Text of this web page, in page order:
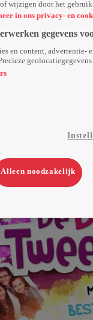
wijzigen door het
in ons privacy- en
gegevens
en content, advertentie-
Alleen noodzakelijk